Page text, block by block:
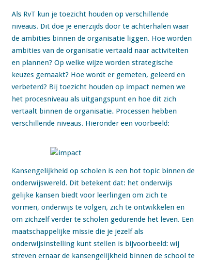
Als RvT kun je toezicht houden op verschillende
niveaus. Dit doe je enerzijds door te achterhalen waar
de ambities binnen de organisatie liggen. Hoe worden
ambities van de organisatie vertaald naar activiteiten
en plannen? Op welke wijze worden strategische
keuzes gemaakt? Hoe wordt er gemeten, geleerd en
verbeterd? Bij toezicht houden op impact nemen we
het procesniveau als uitgangspunt en hoe dit zich
vertaalt binnen de organisatie. Processen hebben
verschillende niveaus. Hieronder een voorbeeld:
Kansengelijkheid op scholen is een hot topic binnen de
onderwijswereld. Dit betekent dat: het onderwijs
gelijke kansen biedt voor leerlingen om zich te
vormen, onderwijs te volgen, zich te ontwikkelen en
om zichzelf verder te scholen gedurende het leven. Een
maatschappelijke missie die je jezelf als
onderwijsinstelling kunt stellen is bijvoorbeeld: wij
streven ernaar de kansengelijkheid binnen de school te